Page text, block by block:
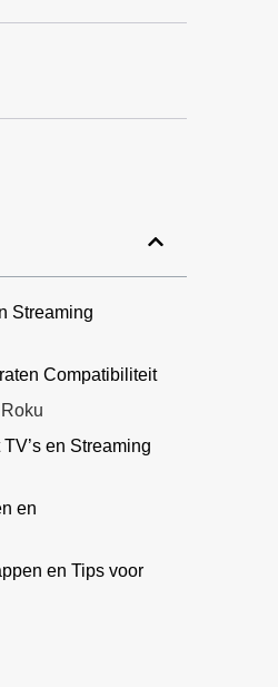
Streaming
Compatibiliteit
en Streaming
en
en Tips voor